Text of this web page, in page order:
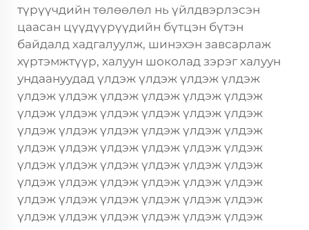
түрүүчдийн төлөөлөл нь үйлдвэрлэсэн
цаасан цүүдүүрүүдийн бүтцэн бүтэн
байдалд хадгалуулж, шинэхэн завсарлаж
хүртэмжтүүр, халуун шоколад зэрэг халуун
ундаануудад үлдэж үлдэж үлдэж үлдэж
үлдэж үлдэж үлдэж үлдэж үлдэж үлдэж
үлдэж үлдэж үлдэж үлдэж үлдэж үлдэж
үлдэж үлдэж үлдэж үлдэж үлдэж үлдэж
үлдэж үлдэж үлдэж үлдэж үлдэж үлдэж
үлдэж үлдэж үлдэж үлдэж үлдэж үлдэж
үлдэж үлдэж үлдэж үлдэж үлдэж үлдэж
үлдэж үлдэж үлдэж үлдэж үлдэж үлдэж
үлдэж үлдэж үлдэж үлдэж үлдэж үлдэж